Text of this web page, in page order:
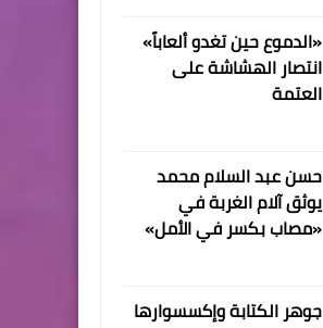
«الدموع حين تغدو ألعاباً»
انتصار الهشاشة على
العتمة
حسن عبد السلام محمد
يوثق آلام الغربة في
«مصاب بكسر في الأمل»
جوهر الكتابة وإكسسوارها